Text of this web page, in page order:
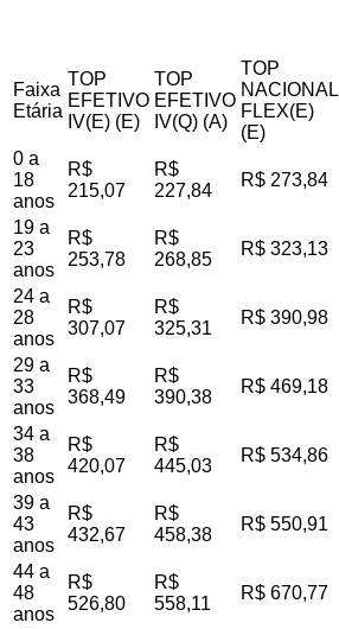
Faixa
Etária
TOP
EFETIVO
IV(E) (E)
TOP
EFETIVO
IV(Q) (A)
TOP
NACIONAL
FLEX(E)
(E)
0 a
18
anos
R$
215,07
R$
227,84
R$ 273,84
19 a
23
anos
R$
253,78
R$
268,85
R$ 323,13
24 a
28
anos
R$
307,07
R$
325,31
R$ 390,98
29 a
33
anos
R$
368,49
R$
390,38
R$ 469,18
34 a
38
anos
R$
420,07
R$
445,03
R$ 534,86
39 a
43
anos
R$
432,67
R$
458,38
R$ 550,91
44 a
48
anos
R$
526,80
R$
558,11
R$ 670,77